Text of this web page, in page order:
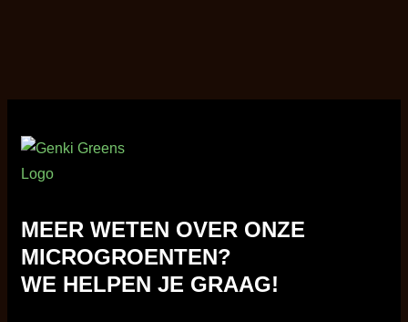
MEER WETEN OVER ONZE
MICROGROENTEN?
WE HELPEN JE GRAAG!